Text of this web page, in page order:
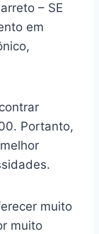
– SE
em
Portanto,
muito
muito